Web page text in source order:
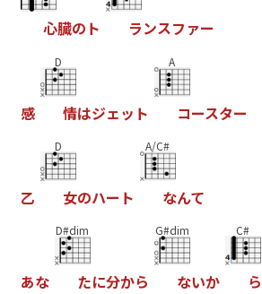
心臓の ト ランスフ ァー
感
D
情はジェッ ト
A
コースター
乙
D
女のハー ト
A/C#
なんて
あな
D#dim
たに分から
G#dim
ないか
C#
ら